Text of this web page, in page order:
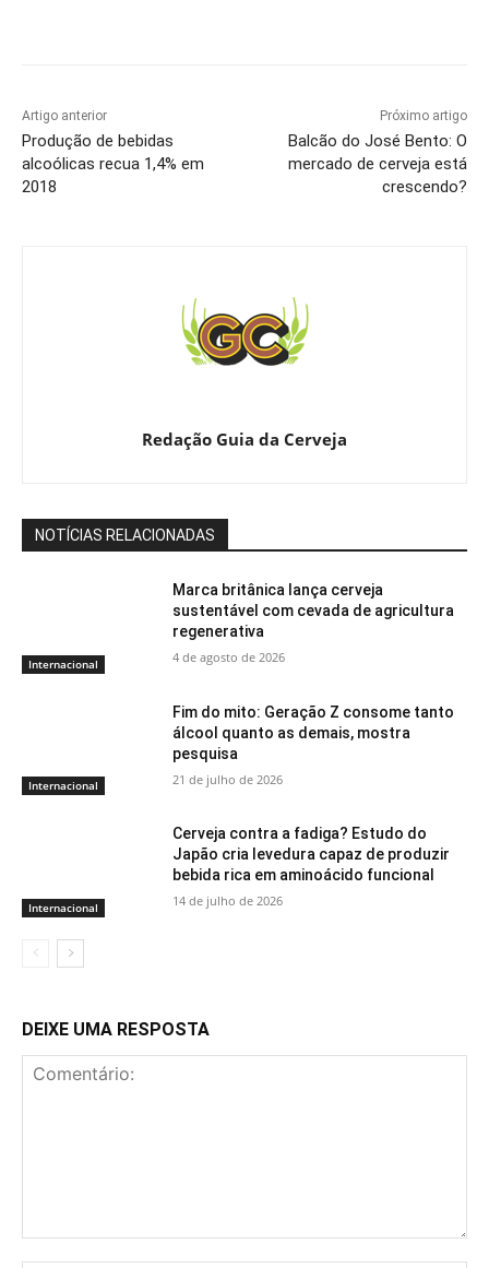
Artigo anterior
Produção de bebidas
alcoólicas recua 1,4% em
2018
Próximo artigo
Balcão do José Bento: O
mercado de cerveja está
crescendo?
Redação Guia da Cerveja
NOTÍCIAS RELACIONADAS
Internacional
Marca britânica lança cerveja
sustentável com cevada de agricultura
regenerativa
4 de agosto de 2026
Internacional
Fim do mito: Geração Z consome tanto
álcool quanto as demais, mostra
pesquisa
21 de julho de 2026
Internacional
Cerveja contra a fadiga? Estudo do
Japão cria levedura capaz de produzir
bebida rica em aminoácido funcional
14 de julho de 2026
DEIXE UMA RESPOSTA